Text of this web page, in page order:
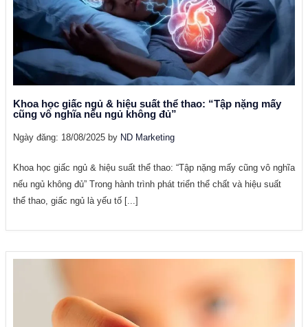
Khoa học giấc ngủ & hiệu suất thể thao: “Tập nặng mấy
cũng vô nghĩa nếu ngủ không đủ”
Ngày đăng: 18/08/2025 by ND Marketing
Khoa học giấc ngủ & hiệu suất thể thao: “Tập nặng mấy cũng vô nghĩa
nếu ngủ không đủ” Trong hành trình phát triển thể chất và hiệu suất
thể thao, giấc ngủ là yếu tố [...]